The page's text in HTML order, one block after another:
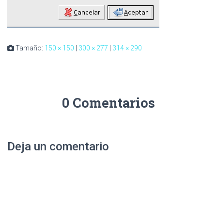
Tamaño: 150 × 150 300 × 277 314 × 290
0 Comentarios
Deja un comentario